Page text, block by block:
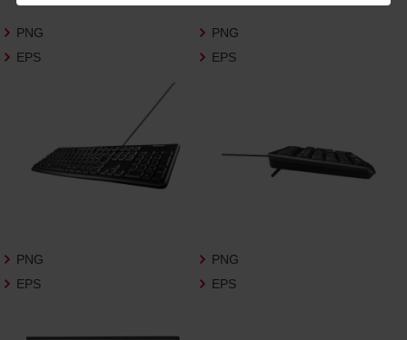
いいます）の利用を許諾いたします。
お客様が「同意する」ボタンをクリックされ
た場合、商品写真データ利用規約及びCAD
図データ利用規約に同意いただいたものと
みなされます。
なお、商品写真データ利用規約及びCAD図
データ利用規約の記載事項は予告なく変更
されることがあります。各データをダウン
ロードする際には最新の規約をご確認くだ
商品写真データ利用規約
PNG
EPS
PNG
EPS
PNG
EPS
PNG
EPS